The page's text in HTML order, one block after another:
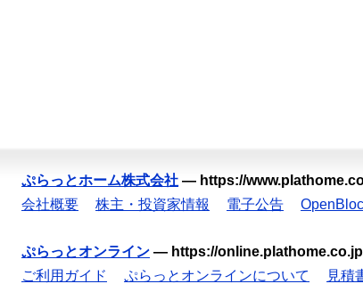
ぷらっとホーム株式会社 — https://
会社概要
株主・投資家情報 電子公告
ぷらっとオンライン — https://
ご利用ガイド
ぷらっとオンラインについて 見積